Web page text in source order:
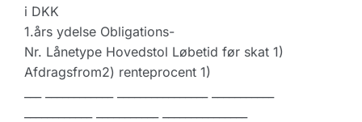
i DKK
1.års ydelse Obligations-
Nr. Lånetype Hovedstol Løbetid før skat 1)
Afdragsfrom2) renteprocent 1)